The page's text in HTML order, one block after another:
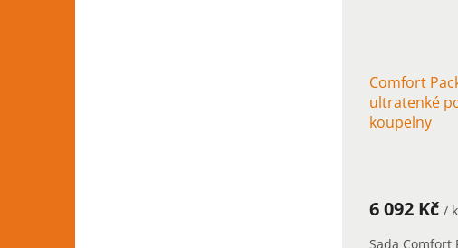
Comfort
ultratenké
koupelny
6 092 Kč /
Sada Comfort